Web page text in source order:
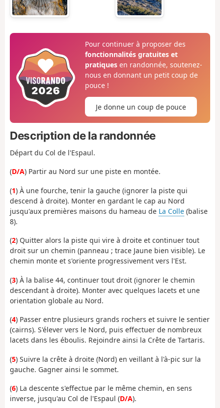
Pour continuer à proposer des
fonctionnalités gratuites et
pratiquesen randonnée, soutenez-
nous en donnant un petit coup de
pouce !
Je donne un coup de pouce
Description de la randonnée
Départ du Col de l'Espaul.
(D/A) Partir au Nord sur une piste en montée.
(1) À une fourche, tenir la gauche (ignorer la piste qui
descend à droite). Monter en gardant le cap au Nord
jusqu'aux premières maisons du hameau de La Colle (balise
8).
(2) Quitter alors la piste qui vire à droite et continuer tout
droit sur un chemin (panneau ; trace Jaune bien visible). Le
chemin monte et s'oriente progressivement vers l'Est.
(3) À la balise 44, continuer tout droit (ignorer le chemin
descendant à droite). Monter avec quelques lacets et une
orientation globale au Nord.
(4) Passer entre plusieurs grands rochers et suivre le sentier
(cairns). S'élever vers le Nord, puis effectuer de nombreux
lacets dans les éboulis. Rejoindre ainsi la Crête de Tartaris.
(5) Suivre la crête à droite (Nord) en veillant à l'à-pic sur la
gauche. Gagner ainsi le sommet.
(6) La descente s'effectue par le même chemin, en sens
inverse, jusqu'au Col de l'Espaul (D/A).